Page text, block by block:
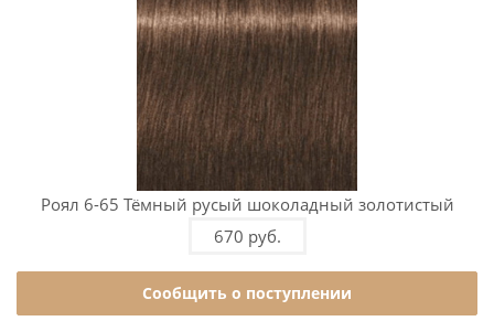
Роял 6-65 Тёмный русый шоколадный золотистый
670 руб.
Сообщить о поступлении